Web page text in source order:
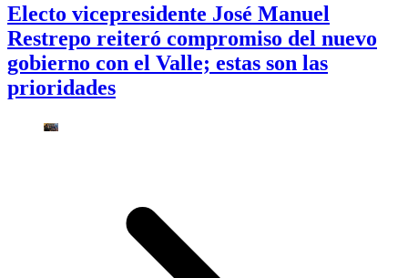
Electo vicepresidente José Manuel
Restrepo reiteró compromiso del nuevo
gobierno con el Valle; estas son las
prioridades